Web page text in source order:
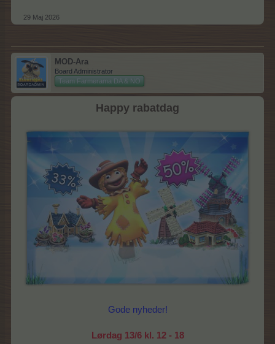
29 Maj 2026
MOD-Ara
Board Administrator
Team Farmerama DA & NO
Happy rabatdag
Gode nyheder!
Lørdag 13/6 kl. 12 - 18